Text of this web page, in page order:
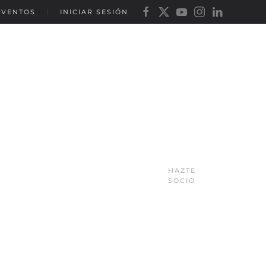
INICIAR SESIÓN
HAZTE
SOCIO